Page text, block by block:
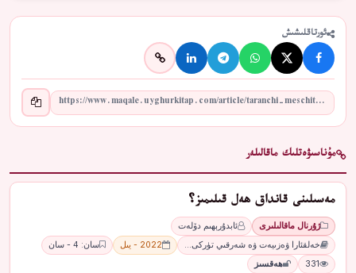
ئورتاقلىشىش
مۇناسىۋەتلىك ماقالىلەر
مەسىلىنى قانداق ھەل قىلىمىز؟
ژۇرنال ماقالىلىرى
ئابدۇرېھىم دۆلەت
خەلقئارا ۋەزىيەت ۋە شەرقىي تۈركى…
2022 - يىل
سان: 4 - سان
331
ھەقسىز